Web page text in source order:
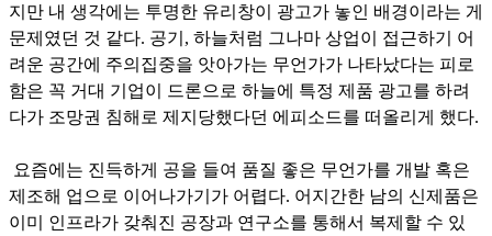
지만 내 생각에는 투명한 유리창이 광고가 놓인 배경이라는 게
문제였던 것 같다. 공기, 하늘처럼 그나마 상업이 접근하기 어
려운 공간에 주의집중을 앗아가는 무언가가 나타났다는 피로
함은 꼭 거대 기업이 드론으로 하늘에 특정 제품 광고를 하려
다가 조망권 침해로 제지당했다던 에피소드를 떠올리게 했다.
요즘에는 진득하게 공을 들여 품질 좋은 무언가를 개발 혹은
제조해 업으로 이어나가기가 어렵다. 어지간한 남의 신제품은
이미 인프라가 갖춰진 공장과 연구소를 통해서 복제할 수 있